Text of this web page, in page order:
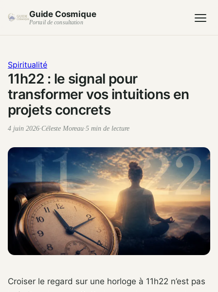
Guide Cosmique
Portail de consultation
Spiritualité
11h22 : le signal pour
transformer vos intuitions en
projets concrets
4 juin 2026·Céleste Moreau·5 min de lecture
Croiser le regard sur une horloge à 11h22 n’est pas